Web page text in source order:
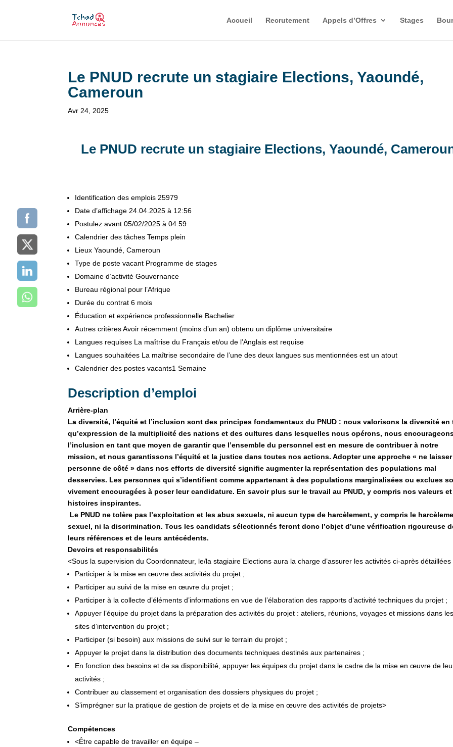
Accueil Recrutement Appels d’Offres Stages
Le PNUD recrute un stagiaire Elections, Yaoundé,
Cameroun
Avr 24, 2025
Le PNUD recrute un stagiaire Elections, Yaoundé,
Identification des emplois 25979
Date d’affichage 24.04.2025 à 12:56
Postulez avant05/02/2025 à 04:59
Calendrier des tâches Temps plein
Lieux Yaoundé, Cameroun
Type de poste vacant Programme de stages
Domaine d’activité Gouvernance
Bureau régional pour l’Afrique
Durée du contrat6 mois
Éducation et expérience professionnelle Bachelier
Autres critères Avoir récemment (moins d’un an) obtenu un diplôme universitaire
Langues requises La maîtrise du Français et/ou de l’Anglais est requise
Langues souhaitées La maîtrise secondaire de l’une des deux langues sus mentionnées est un atout
Calendrier des postes vacants1 Semaine
Description d’emploi
Arrière-plan
La diversité, l’équité et l’inclusion sont des principes fondamentaux du PNUD : nous valorisons la diversité en
qu’expression de la multiplicité des nations et des cultures dans lesquelles nous opérons, nous
l’inclusion en tant que moyen de garantir que l’ensemble du personnel est en mesure de contribuer à notre
mission, et nous garantissons l’équité et la justice dans toutes nos actions. Adopter une approche « ne laisser
personne de côté » dans nos efforts de diversité signifie augmenter la représentation des populations mal
desservies. Les personnes qui s’identifient comme appartenant à des populations marginalisées ou exclues
vivement encouragées à poser leur candidature. En savoir plus sur le travail au PNUD, y compris nos valeurs
histoires inspirantes.
Le PNUD ne tolère pas l’exploitation et les abus sexuels, ni aucun type de harcèlement, y compris le
sexuel, ni la discrimination. Tous les candidats sélectionnés feront donc l’objet d’une vérification rigoureuse
leurs références et de leurs antécédents.
Devoirs et responsabilités
<Sous la supervision du Coordonnateur, le/la stagiaire Elections aura la charge d’assurer les activités ci-après détaillées
Participer à la mise en œuvre des activités du projet ;
Participer au suivi de la mise en œuvre du projet ;
Participer à la collecte d’éléments d’informations en vue de l’élaboration des rapports d’activité techniques du projet ;
Appuyer l’équipe du projet dans la préparation des activités du projet : ateliers, réunions, voyages et missions dans les
sites d’intervention du projet ;
Participer (si besoin) aux missions de suivi sur le terrain du projet ;
Appuyer le projet dans la distribution des documents techniques destinés aux partenaires ;
En fonction des besoins et de sa disponibilité, appuyer les équipes du projet dans le cadre de la mise en œuvre de
activités ;
Contribuer au classement et organisation des dossiers physiques du projet ;
S’imprégner sur la pratique de gestion de projets et de la mise en œuvre des activités de projets>
Compétences
<Être capable de travailler en équipe –